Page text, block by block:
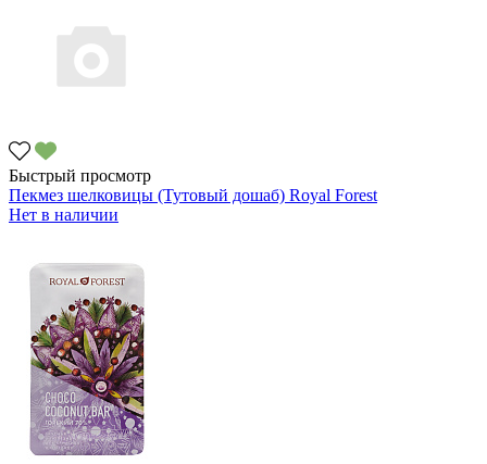
Быстрый просмотр
Пекмез шелковицы (Тутовый дошаб) Royal Forest
Нет в наличии